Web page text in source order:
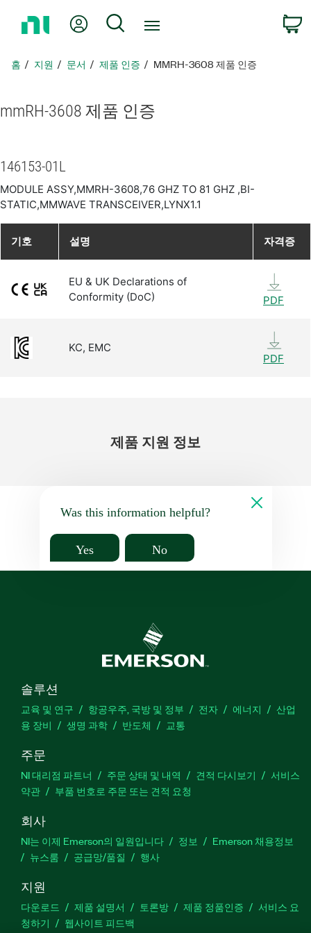
지
아
내 계정 검색
홈 지원 문서 제품 인증 MMRH-3608 제품 인증
mmRH-3608 제품 인증
146153-01L
MODULE ASSY,MMRH-3608,76 GHZ TO 81 GHZ ,BI-
STATIC,MMWAVE TRANSCEIVER,LYNX1.1
기호 설명 자격증
EU & UK Declarations of
Conformity (DoC)
PDF
KC, EMC
PDF
제품 지원 정보
Was this information helpful?
Yes No
솔루션
교육 및 연구 항공우주, 국방 및 정부 전자 에너지
산업
용 장비
생명 과학 반도체 교통
주문
NI 대리점 파트너 주문 상태 및 내역 견적 다시보기
서비스
약관
부품 번호로 주문 또는 견적 요청
회사
NI는 이제 Emerson의 일원입니다 정보
Emerson 채용정보
뉴스룸
공급망/품질 행사
지원
다운로드 제품 설명서 토론방 제품 정품인증
서비스 요
청하기
웹사이트 피드백